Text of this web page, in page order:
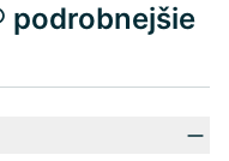
podrobnejšie